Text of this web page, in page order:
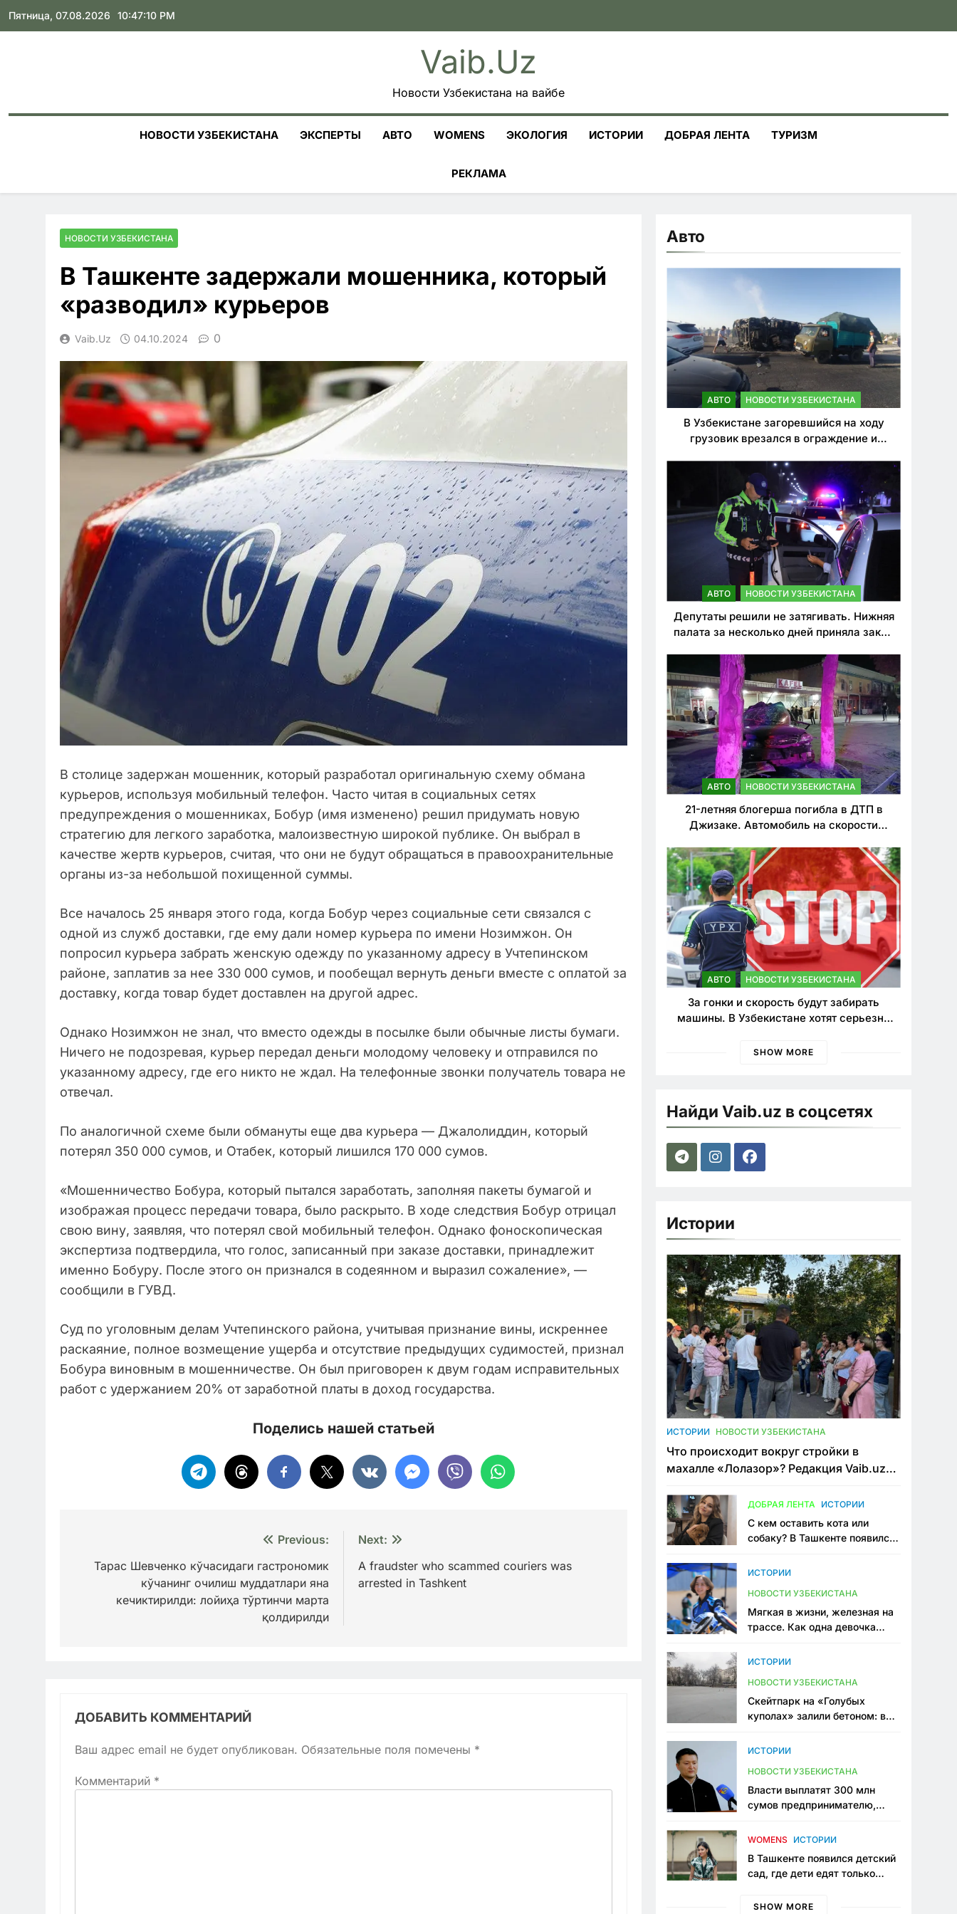
Skip
Пятница, 07.08.2026 10:47:12 PM
Vaib.uz
Новости Узбекистана на вайбе
НОВОСТИ УЗБЕКИСТАНА ЭКСПЕРТЫ АВТО WOMENS ЭКОЛОГИЯ ИСТОРИИ ДОБРАЯ ЛЕНТА ТУРИЗМ
РЕКЛАМА
НОВОСТИ УЗБЕКИСТАНА
В Ташкенте задержали мошенника, который
«разводил» курьеров
Vaib.uz 04.10.2024 0
В столице задержан мошенник, который разработал оригинальную схему обмана
курьеров, используя мобильный телефон. Часто читая в социальных сетях
предупреждения о мошенниках, Бобур (имя изменено) решил придумать новую
стратегию для легкого заработка, малоизвестную широкой публике. Он выбрал в
качестве жертв курьеров, считая, что они не будут обращаться в правоохранительные
органы из-за небольшой похищенной суммы.
Все началось 25 января этого года, когда Бобур через социальные сети связался с
одной из служб доставки, где ему дали номер курьера по имени Нозимжон. Он
попросил курьера забрать женскую одежду по указанному адресу в Учтепинском
районе, заплатив за нее 330 000 сумов, и пообещал вернуть деньги вместе с оплатой за
доставку, когда товар будет доставлен на другой адрес.
Однако Нозимжон не знал, что вместо одежды в посылке были обычные листы бумаги.
Ничего не подозревая, курьер передал деньги молодому человеку и отправился по
указанному адресу, где его никто не ждал. На телефонные звонки получатель товара не
отвечал.
По аналогичной схеме были обмануты еще два курьера — Джалолиддин, который
потерял 350 000 сумов, и Отабек, который лишился 170 000 сумов.
«Мошенничество Бобура, который пытался заработать, заполняя пакеты бумагой и
изображая процесс передачи товара, было раскрыто. В ходе следствия Бобур отрицал
свою вину, заявляя, что потерял свой мобильный телефон. Однако фоноскопическая
экспертиза подтвердила, что голос, записанный при заказе доставки, принадлежит
именно Бобуру. После этого он признался в содеянном и выразил сожаление», —
сообщили в ГУВД.
Суд по уголовным делам Учтепинского района, учитывая признание вины, искреннее
раскаяние, полное возмещение ущерба и отсутствие предыдущих судимостей, признал
Бобура виновным в мошенничестве. Он был приговорен к двум годам исправительных
работ с удержанием 20% от заработной платы в доход государства.
Поделись нашей статьей
по
записям
Previous:
Тарас Шевченко кўчасидаги гастрономик
кўчанинг очилиш муддатлари яна
кечиктирилди: лойиҳа тўртинчи марта
қолдирилди
Next:
A fraudster who scammed couriers was
arrested in Tashkent
ДОБАВИТЬ КОММЕНТАРИЙ
Ваш адрес email не будет опубликован. Обязательные поля помечены *
Комментарий *
Авто
АВТО НОВОСТИ УЗБЕКИСТАНА
В Узбекистане загоревшийся на ходу
грузовик врезался в ограждение и
АВТО НОВОСТИ УЗБЕКИСТАНА
Депутаты решили не затягивать. Нижняя
палата за несколько дней приняла закон
нарушителей ПДД
АВТО НОВОСТИ УЗБЕКИСТАНА
21-летняя блогерша погибла в ДТП в
Джизаке. Автомобиль на скорости
АВТО НОВОСТИ УЗБЕКИСТАНА
За гонки и скорость будут забирать
машины. В Узбекистане хотят серьезно
SHOW MORE
Найди Vaib.uz в соцсетях
Истории
ИСТОРИИ НОВОСТИ УЗБЕКИСТАНА
Что происходит вокруг стройки в
махалле «Лолазор»? Редакция Vaib.uz
конфликта
ДОБРАЯ ЛЕНТА ИСТОРИИ
С кем оставить кота или
собаку? В Ташкенте появился
ИСТОРИИ
НОВОСТИ УЗБЕКИСТАНА
Мягкая в жизни, железная на
трассе. Как одна девочка
Узбекистане
ИСТОРИИ
НОВОСТИ УЗБЕКИСТАНА
Скейтпарк на «Голубых
куполах» залили бетоном: в
одно общественное
ИСТОРИИ
НОВОСТИ УЗБЕКИСТАНА
Власти выплатят 300 млн
сумов предпринимателю,
тюрьме по незаконному
WOMENS ИСТОРИИ
В Ташкенте появился детский
сад, где дети едят только
мама, которая устала просить
SHOW MORE